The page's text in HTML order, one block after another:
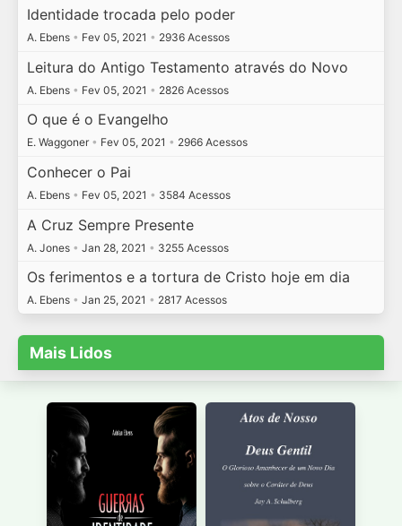
Identidade trocada pelo poder
A. Ebens • Fev 05, 2021 • 2936 Acessos
Leitura do Antigo Testamento através do Novo
A. Ebens • Fev 05, 2021 • 2826 Acessos
O que é o Evangelho
E. Waggoner • Fev 05, 2021 • 2966 Acessos
Conhecer o Pai
A. Ebens • Fev 05, 2021 • 3584 Acessos
A Cruz Sempre Presente
A. Jones • Jan 28, 2021 • 3255 Acessos
Os ferimentos e a tortura de Cristo hoje em dia
A. Ebens • Jan 25, 2021 • 2817 Acessos
Mais Lidos